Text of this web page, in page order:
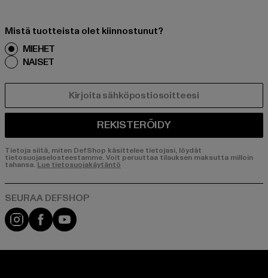
Mistä tuotteista olet kiinnostunut?
MIEHET
NAISET
REKISTERÖIDY
Tietoja siitä, miten DefShop käsittelee tietojasi, löydät
tietosuojaselosteestamme. Voit peruuttaa tilauksen maksutta milloin
tahansa. Lue tietosuojakäytäntö
Visit our Instagram page:
Visit our Facebook page:
Visit our YouTube channel: